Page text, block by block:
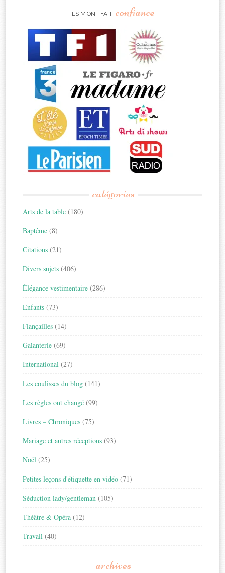
ILS M’ONT FAIT confiance
catégories
Arts de la table (180)
Baptême (8)
Citations (21)
Divers sujets (406)
Élégance vestimentaire (286)
Enfants (73)
Fiançailles (14)
Galanterie (69)
International (27)
Les coulisses du blog (141)
Les règles ont changé (99)
Livres – Chroniques (75)
Mariage et autres réceptions (93)
Noël (25)
Petites leçons d'étiquette en vidéo (71)
Séduction lady/gentleman (105)
Théâtre & Opéra (12)
Travail (40)
archives